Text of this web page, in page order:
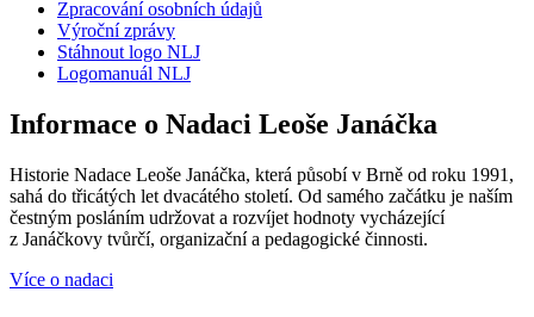
Zpracování osobních údajů
Výroční zprávy
Stáhnout logo NLJ
Logomanuál NLJ
Informace o Nadaci Leoše Janáčka
Historie Nadace Leoše Janáčka, která působí v Brně od roku 1991,
sahá do třicátých let dvacátého století. Od samého začátku je naším
čestným posláním udržovat a rozvíjet hodnoty vycházející
z Janáčkovy tvůrčí, organizační a pedagogické činnosti.
Více o nadaci